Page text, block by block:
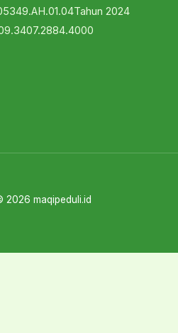
2024
2026 maqipeduli.id